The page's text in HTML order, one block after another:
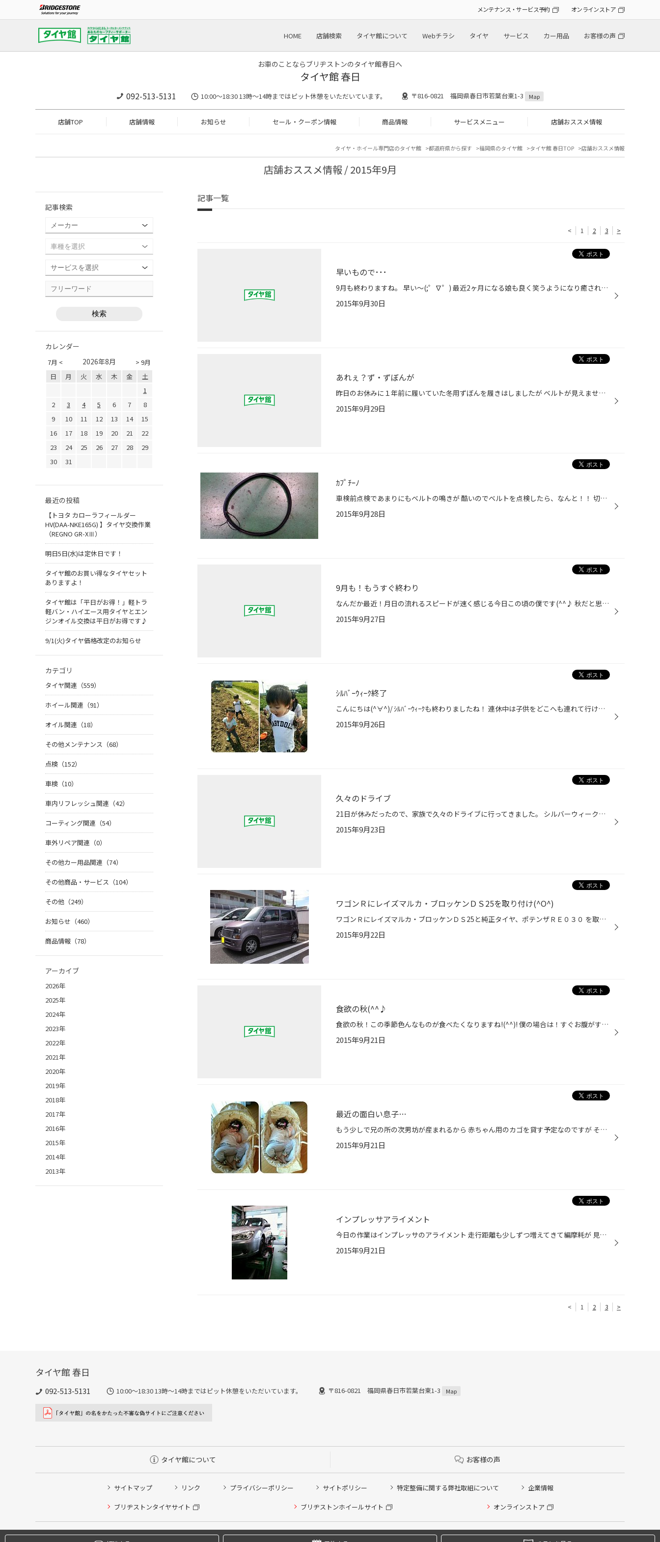
メンテナンス・サービス予約 オンラインストア
HOME 店舗検索 タイヤ館について Webチラシ タイヤ サービス カー用品 お客様の声
お車のことならブリヂストンのタイヤ館春日へ
タイヤ館 春日
092-513-5131 10:00～18:30 13時〜14時まではピット休憩をいただいています。 〒816-0821 福岡県春日市若葉台東1-3 Map
店舗TOP 店舗情報 お知らせ セール・クーポン情報 商品情報 サービスメニュー 店舗おススメ情報
タイヤ・ホイール専門店のタイヤ館 都道府県から探す 福岡県のタイヤ館 タイヤ館 春日TOP 店舗おススメ情報
店舗おススメ情報 / 2015年9月
記事一覧
< 1 2 3 >
早いもので･･･
9月も終わりますね。 早い～(;゜∇゜) 最近2ヶ月になる娘も良く笑うようになり癒される今日この頃です。 秋本番の10月、気温も下がり色々な所に行きたいですね。 久々にうまいものが食いたい!! 皆様良い情報お待ちしておりますm(__)m
2015年9月30日
あれぇ？ず・ずぼんが
昨日のお休みに１年前に履いていた冬用ずぼんを履きはしましたが ベルトが見えませんWWW お腹の成長が著しいようですね！！ 明日からダイエットしようかなW
2015年9月29日
ｶﾌﾟﾁｰﾉ
車検前点検であまりにもベルトの鳴きが 酷いのでベルトを点検したら、なんと！！ 切れかけていました(+o+) 切れてしまったら大変なので 交換しました(^O^)
2015年9月28日
9月も！もうすぐ終わり
なんだか最近！月日の流れるスピードが速く感じる今日この頃の僕です(^^♪ 秋だと思うのですが！まだまだ日中は暑い日が続いてますね！(*^。^*) もう少しすると紅葉にはいい季節になりますね！ この時期はむしょうにドライブがしたくなります！ 個人的には山間をスイスイと運転しながら景色を見て！...
2015年9月27日
ｼﾙﾊﾞｰｳｨｰｸ終了
こんにちは(^∀^)/ ｼﾙﾊﾞｰｳｨｰｸも終わりましたね！ 連休中は子供をどこへも連れて行けてませんが 息子はそれなりに実家で楽しめたようです(笑) まずおじいちゃんが優しいのと 息子がすぐ泣くため なんでも与えてもらえるから…(笑) ﾐﾆｽﾄｯﾌﾟでｿﾌﾄｸﾘｰﾑを食べてご機嫌だったそうです。 それから別の日に、...
2015年9月26日
久々のドライブ
21日が休みだったので、家族で久々のドライブに行ってきました。 シルバーウィークも3日目で、月曜日は空いていると予想してましたが、甘かったＷＷＷ かなりの渋滞でしたが、福岡→唐津→有田→武雄→鳥栖→福岡とぐるっと一周。 久々に食べた唐津バーガーは、やはり美味しかったです。 天気もよかった...
2015年9月23日
ワゴンＲにレイズマルカ・ブロッケンＤＳ25を取り付け(^O^)
ワゴンＲにレイズマルカ・ブロッケンＤＳ25と純正タイヤ、ポテンザＲＥ０３０ を取り付けました(^O^) なかなか１４インチで迫力があるホイールでお客様にも満足して頂きました(^O^) 純正タイヤ、ポテンザＲＥ０３０の乗り心地、ウェット性能も満足して 頂きました。
2015年9月22日
食欲の秋(^^♪
食欲の秋！この季節色んなものが食べたくなりますね!(^^)! 僕の場合は！すぐお腹がすくので！質より量になっちゃいます！ 太らないように(*^。^*)セーブ！セーブ！(^O^)(笑)
2015年9月21日
最近の面白い息子…
もう少しで兄の所の次男坊が産まれるから 赤ちゃん用のカゴを貸す予定なのですが それを出すとうちの息子が 自分のだとわかっているのか いきなり中へ入り、自分のアピール!!!(笑) それは赤ちゃん用だよ！と言っても 僕の！と言い切っていました(^∀^;) あまりに面白かったので写真を撮り みんなで爆...
2015年9月21日
インプレッサアライメント
今日の作業はインプレッサのアライメント 走行距離も少しずつ増えてきて編摩耗が 見られるようになったという事で 調整頂きました。
2015年9月21日
< 1 2 3 >
記事検索
カレンダー
7月 < > 9月
2026年8月
日 月 火 水 木 金
土
1
2
3 4 5 6 7
8
9
10 11 12 13 14
15
16
17 18 19 20 21
22
23
24 25 26 27 28
29
30
31
最近の投稿
【トヨタ カローラフィールダー
HV(DAA-NKE165G) 】タイヤ交換作業
（REGNO GR-XⅢ）
明日5日(水)は定休日です！
タイヤ館のお買い得なタイヤセット
ありますよ！
タイヤ館は「平日がお得！」軽トラ
軽バン・ハイエース用タイヤとエン
ジンオイル交換は平日がお得です♪
9/1(火)タイヤ価格改定のお知らせ
カテゴリ
タイヤ関連（559）
ホイール関連（91）
オイル関連（18）
その他メンテナンス（68）
点検（152）
車検（10）
車内リフレッシュ関連（42）
コーティング関連（54）
車外リペア関連（0）
その他カー用品関連（74）
その他商品・サービス（104）
その他（249）
お知らせ（460）
商品情報（78）
アーカイブ
2026年
2025年
2024年
2023年
2022年
2021年
2020年
2019年
2018年
2017年
2016年
2015年
2014年
2013年
タイヤ館 春日
092-513-5131 10:00～18:30 13時〜14時まではピット休憩をいただいています。 〒816-0821 福岡県春日市若葉台東1-3 Map
タイヤ館について お客様の声
サイトマップ リンク プライバシーポリシー サイトポリシー 特定整備に関する弊社取組について 企業情報
ブリヂストンタイヤサイト ブリヂストンホイールサイト オンラインストア
Copyright © 2024 Bridgestone Retail Co.,Ltd. All rights Reserved.
タイヤ点検・安全点検/タイヤ履き替え/オイル交換/その他ピット作業の予約
クローク契約会員専用タイヤ履き替え※タイヤ履き替えを希望のクローク契約会員の方はこちらを選択ください
本日のタイヤ履き替え順番待ち予約 ※クローク契約会員の方はご利用いただけません